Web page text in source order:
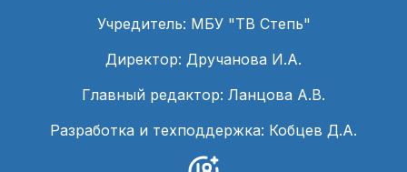
Учредитель: МБУ "ТВ Степь"
Директор: Дручанова И.А.
Главный редактор: Ланцова А.В.
Разработка и техподдержка: Кобцев Д.А.